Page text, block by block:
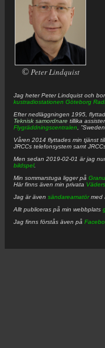
© Peter Lindquist
Jag heterPeter Lindquist och
kustradiostationen Göteborg
Efter nedläggningen 1995,
Teknisk samordnare tillika
Flygräddningscentralen ,
Våren 2014 flyttades min tjänst
JRCCs telefonsystem samt
Men sedan 2019-02-01 är jag
bildspel.
Min sommarstuga ligger på
Här finns även min privata
Jag är även sändareamatörmed
Allt publiceras på min webbplats
Jag finns förstås även på